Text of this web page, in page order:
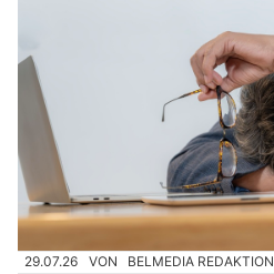
29.07.26 VON BELMEDIA REDAKTION